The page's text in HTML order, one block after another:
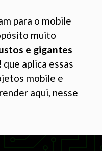
para o mobile
muito
e gigantes
que aplica essas
mobile e
aqui, nesse